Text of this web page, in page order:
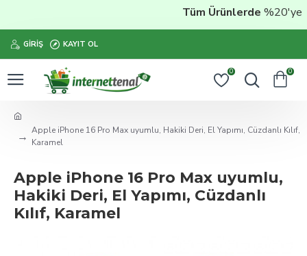
Tüm Ürünlerde%20'ye
GIRIŞ KAYIT OL
0 0
Apple iPhone 16 Pro Max uyumlu, Hakiki Deri, El Yapımı, Cüzdanlı Kılıf,
Karamel
Apple iPhone 16 Pro Max uyumlu,
Hakiki Deri, El Yapımı, Cüzdanlı
Kılıf, Karamel